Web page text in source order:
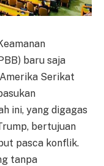
baru saja
Serikat
ini, yang digagas
bertujuan
pasca konflik.
tanpa